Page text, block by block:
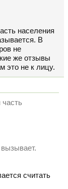
населения
В
не
же отзывы
это не к лицу.
считать